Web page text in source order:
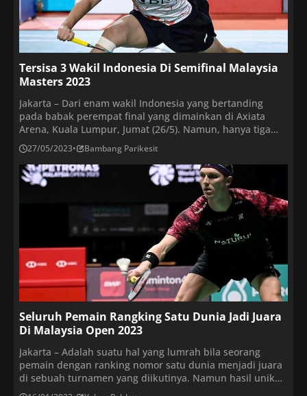
Tersisa 3 Wakil Indonesia Di Semifinal Malaysia
Masters 2023
Jakarta – Dari enam wakil Indonesia yang bertanding
pada babak perempat final yang dimainkan di Axiata
Arena, Kuala Lumpur, Jumat (26/5). Namun, hanya tiga
yang berhasil melaju ke empat besar. Nama nama besar
pemain Indonesia ternyata gagal melaju ke babak
semifinal, ada Anthony Ginting, Jonatan Christie, The
Minions, The Daddies dikalahkan lawan lawannya di
27/05/2023• Bambang Parikesit
Seluruh Pemain Rangking Satu Dunia Jadi Juara
Di Malaysia Open 2023
Jakarta – Adalah suatu hal yang lumrah bila seorang
pemain dengan ranking nomor satu dunia menjadi juara
di sebuah turnamen yang diikutinya. Namun hasil unik
terjadi di Malaysia Open 2023 ketika seluruh